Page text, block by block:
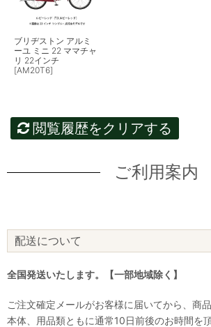
ブリヂストン アルミ
ーユ ミニ 22 ママチャ
リ 22インチ
[AM20T6]
閲覧履歴をクリアする
ご利用案内
配送について
全国発送いたします。【一部地域除く】
ご注文確定メールがお客様に届いてから、商
本体、用品類ともに通常10日前後のお時間を